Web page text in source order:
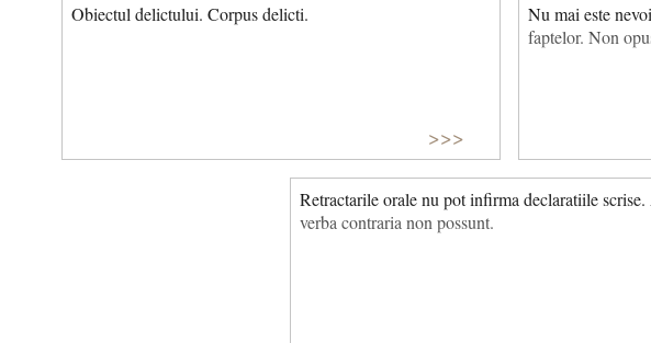
Obiectul delictului. Corpus delicti.
>>>
Nu mai este
faptelor. Non
Retractarile orale nu pot infirma declaratiile
verba contraria non possunt.